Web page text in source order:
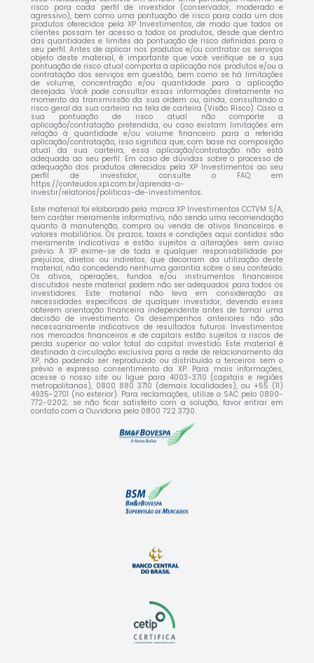
risco para cada perfil de investidor (conservador, moderado e
agressivo), bem como uma pontuação de risco para cada um dos
produtos oferecidos pela XP Investimentos, de modo que todos os
clientes possam ter acesso a todos os produtos, desde que dentro
das quantidades e limites da pontuação de risco definidas para o
seu perfil. Antes de aplicar nos produtos e/ou contratar os serviços
objeto deste material, é importante que você verifique se a sua
pontuação de risco atual comporta a aplicação nos produtos e/ou a
contratação dos serviços em questão, bem como se há limitações
de volume, concentração e/ou quantidade para a aplicação
desejada. Você pode consultar essas informações diretamente no
momento da transmissão da sua ordem ou, ainda, consultando o
risco geral da sua carteira na tela de carteira (Visão Risco). Caso a
sua pontuação de risco atual não comporte a
aplicação/contratação pretendida, ou caso existam limitações em
relação à quantidade e/ou volume financeiro para a referida
aplicação/contratação, isso significa que, com base na composição
atual da sua carteira, essa aplicação/contratação não está
adequada ao seu perfil. Em caso de dúvidas sobre o processo de
adequação dos produtos oferecidos pela XP Investimentos ao seu
perfil de investidor, consulte o FAQ em
https://conteudos.xpi.com.br/aprenda-a-
investir/relatorios/politicas-de-investimentos.
Este material foi elaborado pela marca XP Investimentos CCTVM S/A,
tem caráter meramente informativo, não sendo uma recomendação
quanto à manutenção, compra ou venda de ativos financeiros e
valores mobiliários. Os prazos, taxas e condições aqui contidas são
meramente indicativas e estão sujeitos a alterações sem aviso
prévio. A XP exime-se de toda e qualquer responsabilidade por
prejuízos, diretos ou indiretos, que decorram da utilização deste
material, não concedendo nenhuma garantia sobre o seu conteúdo.
Os ativos, operações, fundos e/ou instrumentos financeiros
discutidos neste material podem não ser adequados para todos os
investidores. Este material não leva em consideração as
necessidades específicas de qualquer investidor, devendo esses
obterem orientação financeira independente antes de tomar uma
decisão de investimento. Os desempenhos anteriores não são
necessariamente indicativos de resultados futuros. Investimentos
nos mercados financeiros e de capitais estão sujeitos a riscos de
perda superior ao valor total do capital investido. Este material é
destinado à circulação exclusiva para a rede de relacionamento da
XP, não podendo ser reproduzido ou distribuído a terceiros sem o
prévio e expresso consentimento da XP. Para mais informações,
acesse o nosso site ou ligue para 4003-3710 (capitais e regiões
metropolitanas), 0800 880 3710 (demais localidades), ou +55 (11)
4935-2701 (no exterior). Para reclamações, utilize o SAC pelo 0800-
772-0202; se não ficar satisfeito com a solução, favor entrar em
contato com a Ouvidoria pelo 0800 722 3730.